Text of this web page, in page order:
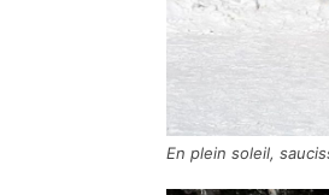
En plein soleil,